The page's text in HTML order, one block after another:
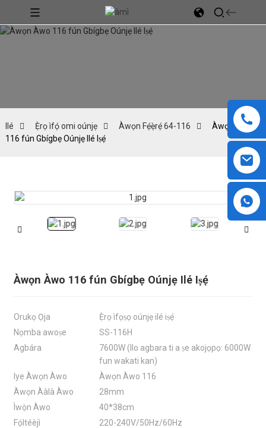
Ilé Ẹ̀rọ ìfọ́ omi oúnjẹ Àwọn Fẹ́ẹ̀rẹ́ 64-116
Àwọn Àwo
116 fún Gbígbẹ Oúnjẹ Ilé Iṣẹ́
Àwọn Àwo 116 fún Gbígbẹ Oúnjẹ Ilé Iṣẹ́
Orukọ Ọja
Ẹ̀rọ ìfọṣọ oúnjẹ ilé iṣẹ́
Nọmba awoṣe
SS-116H
Agbára
7600W (Ilo agbara ti a ṣe akojọpọ: 6000W
fun wakati kan)
Iye Àwọn Àwo
Àwọn Àwo 116
Àwọn Ààlà Àwo
28mm
Ìwọ̀n Àwo
40*38cm
Fọ́ltéèjì
220-240V/50Hz/60Hz